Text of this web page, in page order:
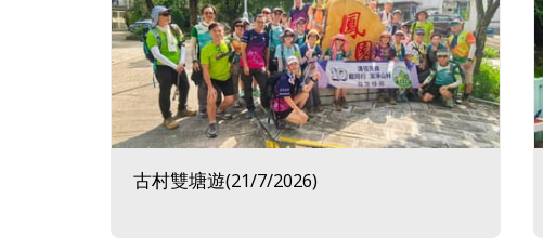
古村雙塘遊(21/7/2026)